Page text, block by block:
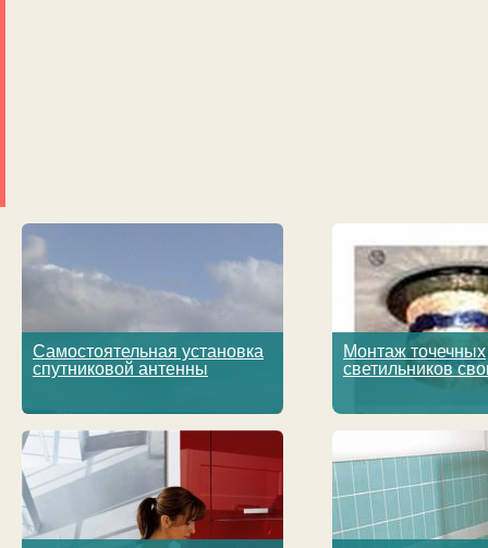
Самостоятельная установка
спутниковой антенны
Монтаж точечных
светильников